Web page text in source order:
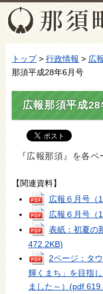
トップ> 行政情報 > 広
那須平成28年6月号
広報那須平成
『広報那須』を各
【関連資料】
広報６月号（
広報６月号（
表紙：初夏の
472.2KB)
2ページ：タ
輝くまち」を目指
ました～） (pdf